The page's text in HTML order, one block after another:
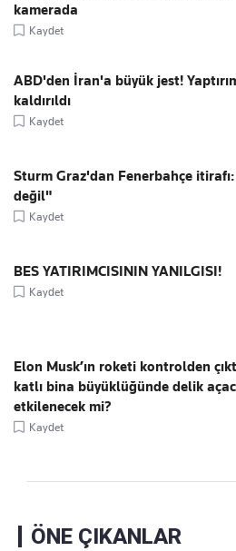
kamerada
Kaydet
ABD'den İran'a büyük jest!
kaldırıldı
Kaydet
Sturm Graz'dan Fenerbahçe
değil"
Kaydet
BES YATIRIMCISININ YANILGISI!
Kaydet
Elon Musk’ın roketi kontrolden
katlı bina büyüklüğünde delik
etkilenecek mi?
Kaydet
ÖNE ÇIKANLAR